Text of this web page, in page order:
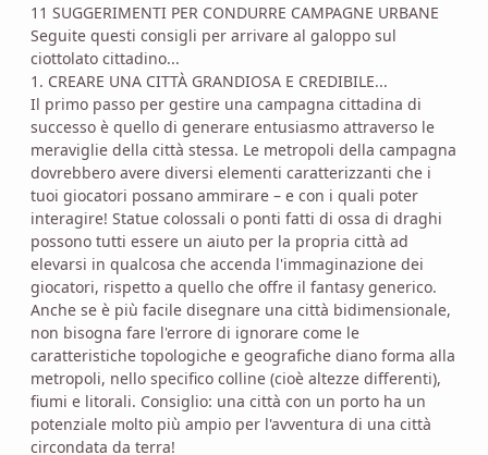
11 SUGGERIMENTI PER CONDURRE CAMPAGNE URBANE
Seguite questi consigli per arrivare al galoppo sul
ciottolato cittadino...
1. CREARE UNA CITTÀ GRANDIOSA E CREDIBILE...
Il primo passo per gestire una campagna cittadina di
successo è quello di generare entusiasmo attraverso le
meraviglie della città stessa. Le metropoli della campagna
dovrebbero avere diversi elementi caratterizzanti che i
tuoi giocatori possano ammirare – e con i quali poter
interagire! Statue colossali o ponti fatti di ossa di draghi
possono tutti essere un aiuto per la propria città ad
elevarsi in qualcosa che accenda l'immaginazione dei
giocatori, rispetto a quello che offre il fantasy generico.
Anche se è più facile disegnare una città bidimensionale,
non bisogna fare l'errore di ignorare come le
caratteristiche topologiche e geografiche diano forma alla
metropoli, nello specifico colline (cioè altezze differenti),
fiumi e litorali. Consiglio: una città con un porto ha un
potenziale molto più ampio per l'avventura di una città
circondata da terra!